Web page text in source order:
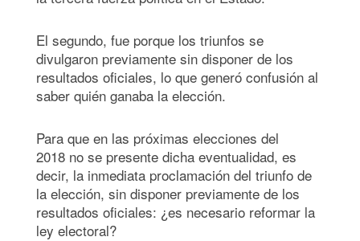
El segundo, fue porque los triunfos se
divulgaron previamente sin disponer de los
resultados oficiales, lo que generó confusión al
saber quién ganaba la elección.
Para que en las próximas elecciones del
2018 no se presente dicha eventualidad, es
decir, la inmediata proclamación del triunfo de
la elección, sin disponer previamente de los
resultados oficiales: ¿es necesario reformar la
ley electoral?